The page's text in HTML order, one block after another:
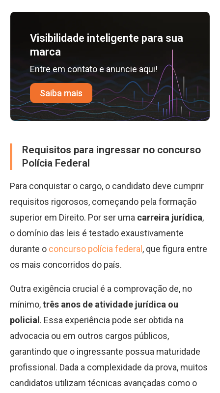
Visibilidade inteligente para sua
marca
Entre em contato e anuncie aqui!
Saiba mais
Requisitos para ingressar no concurso
Polícia Federal
Para conquistar o cargo, o candidato deve cumprir
requisitos rigorosos, começando pela formação
superior em Direito. Por ser uma carreira jurídica,
o domínio das leis é testado exaustivamente
durante o concurso polícia federal , que figura entre
os mais concorridos do país.
Outra exigência crucial é a comprovação de, no
mínimo,três anos de atividade jurídica ou
policial . Essa experiência pode ser obtida na
advocacia ou em outros cargos públicos,
garantindo que o ingressante possua maturidade
profissional. Dada a complexidade da prova, muitos
candidatos utilizam técnicas avançadas como o